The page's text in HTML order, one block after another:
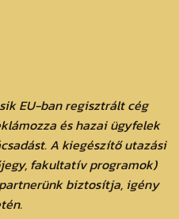
EU-ban regisztrált cég
és hazai ügyfelek
A kiegészítő utazási
fakultatív programok)
biztosítja, igény